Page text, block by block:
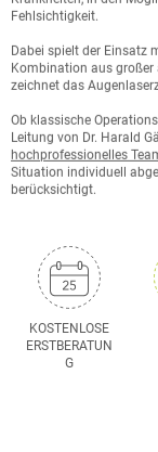
Fehlsichtigkeit.
Dabei spielt der Einsatz
Kombination aus großer
zeichnet das
Ob klassische
Leitung von Dr. Harald
hochprofessionelles
Situation individuell
berücksichtigt.
KOSTENLOSE
ERSTBERATUN
G